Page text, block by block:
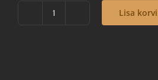
Lisa korvi